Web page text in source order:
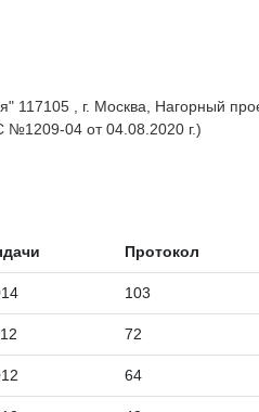
117105 , г. Москва, Нагорный
04 от 04.08.2020 г.)
Протокол
103
72
64